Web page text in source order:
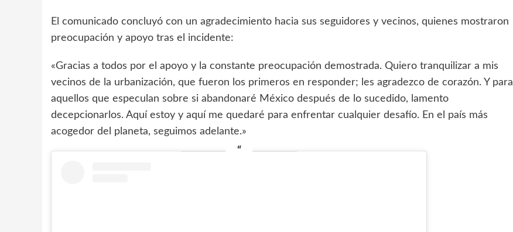
El comunicado concluyó con un agradecimiento hacia sus seguidores y vecinos, quienes mostraron
preocupación y apoyo tras el incidente:
«Gracias a todos por el apoyo y la constante preocupación demostrada. Quiero tranquilizar a mis
vecinos de la urbanización, que fueron los primeros en responder; les agradezco de corazón. Y para
aquellos que especulan sobre si abandonaré México después de lo sucedido, lamento
decepcionarlos. Aquí estoy y aquí me quedaré para enfrentar cualquier desafío. En el país más
acogedor del planeta, seguimos adelante.»